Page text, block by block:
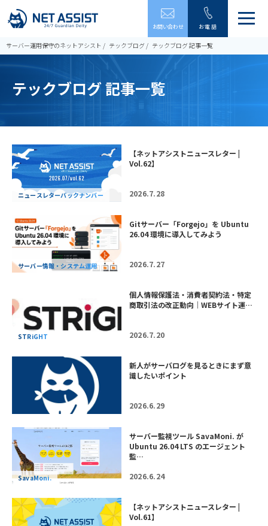
お問い合わせ お電話
メ
ー
サーバー運用保守のネットアシスト テックブログ テックブログ 記事一覧
テックブログ 記事一覧
ニュースレターバックナンバー
【ネットアシストニュースレター |
Vol.62】
2026.7.28
サーバー情報・システム運用
Gitサーバー「Forgejo」を Ubuntu
26.04 環境に導入してみよう
2026.7.27
STRiGHT
個人情報保護法・消費者契約法・特定
商取引法の改正動向｜WEBサイト運…
2026.7.20
新人がサーバログを見るときにまず意
識したいポイント
2026.6.29
SavaMoni.
サーバー監視ツール SavaMoni. が
Ubuntu 26.04 LTS のエージェント
監…
2026.6.24
【ネットアシストニュースレター |
Vol.61】